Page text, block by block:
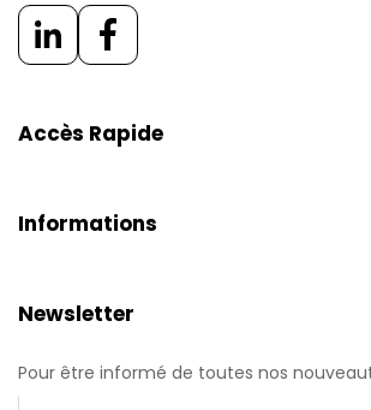
Accès Rapide
Informations
Newsletter
Pour être informé de toutes nos
promotions.